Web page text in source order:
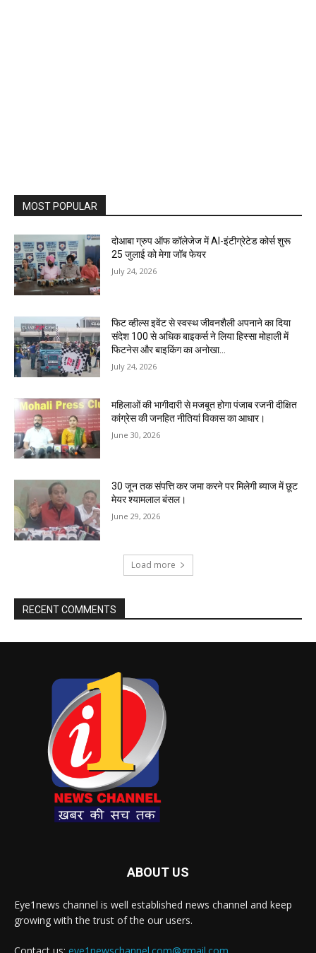
MOST POPULAR
दोआबा ग्रुप ऑफ कॉलेजेज में AI-इंटीग्रेटेड कोर्स शुरू
25 जुलाई को मेगा जॉब फेयर
July 24, 2026
फिट व्हील्स इवेंट से स्वस्थ जीवनशैली अपनाने का दिया
संदेश 100 से अधिक बाइकर्स ने लिया हिस्सा मोहाली में
फिटनेस और बाइकिंग का अनोखा...
July 24, 2026
महिलाओं की भागीदारी से मजबूत होगा पंजाब रजनी दीक्षित
कांग्रेस की जनहित नीतियां विकास का आधार।
June 30, 2026
30 जून तक संपत्ति कर जमा करने पर मिलेगी ब्याज में छूट
मेयर श्यामलाल बंसल।
June 29, 2026
Load more
RECENT COMMENTS
ABOUT US
Eye1news channel is well established news channel and keep
growing with the trust of the our users.